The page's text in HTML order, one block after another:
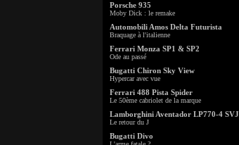
Porsche 935
Moby Dick : le remake
Automobili Amos Delta Futurista
Braquage à l'italienne
Ferrari Monza SP1 & SP2
Ode au passé
Bugatti Chiron Sky View
Hypercar avec vue
Ferrari 488 Pista Spider
Le 50ème cabriolet de la marque
Lamborghini Aventador LP770-4 SVJ
Le retour du J
Bugatti Divo